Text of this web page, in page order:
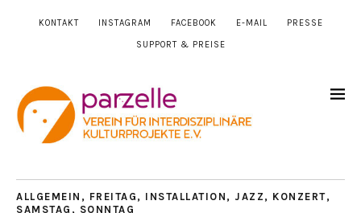
KONTAKT INSTAGRAM FACEBOOK E-MAIL PRESSE
SUPPORT & PREISE
ALLGEMEIN , FREITAG , INSTALLATION , JAZZ , KONZERT,
SAMSTAG , SONNTAG